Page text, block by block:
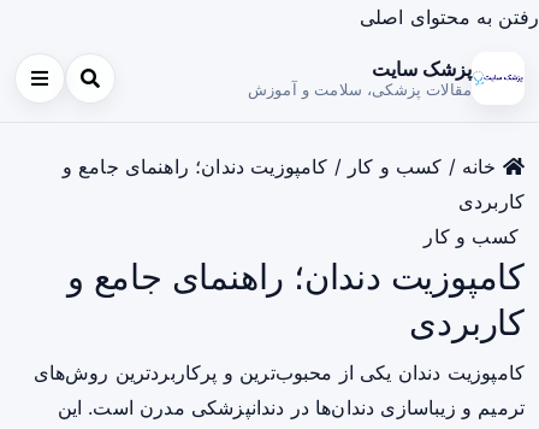
رفتن به محتوای اصلی
پزشک سایت
مقالات پزشکی، سلامت و آموزش
خانه / کسب و کار / کامپوزیت دندان؛ راهنمای جامع و
کاربردی
کسب و کار
کامپوزیت دندان؛ راهنمای جامع و
کاربردی
کامپوزیت دندان یکی از محبوب‌ترین و پرکاربردترین روش‌های
ترمیم و زیباسازی دندان‌ها در دندانپزشکی مدرن است. این